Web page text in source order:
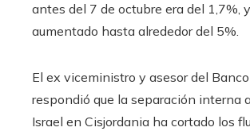
antes del 7 de octubre era del 1,7%,
aumentado hasta alrededor del 5%.
El ex viceministro y asesor del
respondió que la separación interna
Israel en Cisjordania ha cortado los